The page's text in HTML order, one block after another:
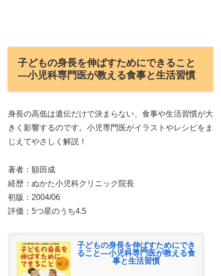
子どもの身長を伸ばすためにできること
―小児科専門医が教える食事と生活習慣
身長の高低は遺伝だけで決まらない、食事や生活習慣が大
きく影響するのです。小児専門医がイラストやレシピをま
じえてやさしく解説！
著者：額田成
経歴：ぬかた小児科クリニック院長
初版：2004/06
評価：5つ星のうち4.5
子どもの身長を伸ばすためにでき
ること―小児科専門医が教える食
事と生活習慣